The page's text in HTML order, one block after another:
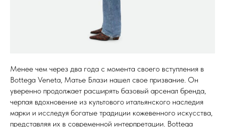
Менее чем через два года с момента своего вступления в
Bottega Veneta, Матье Блази нашел свое призвание. Он
уверенно продолжает расширять базовый арсенал бренда,
черпая вдохновение из культового итальянского наследия
марки и исследуя богатые традиции кожевенного искусства,
представляя их в современной интерпретации. Bottega